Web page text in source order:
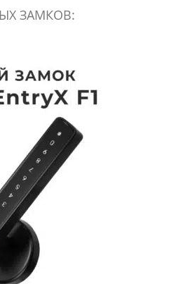
ЗАМКОВ: